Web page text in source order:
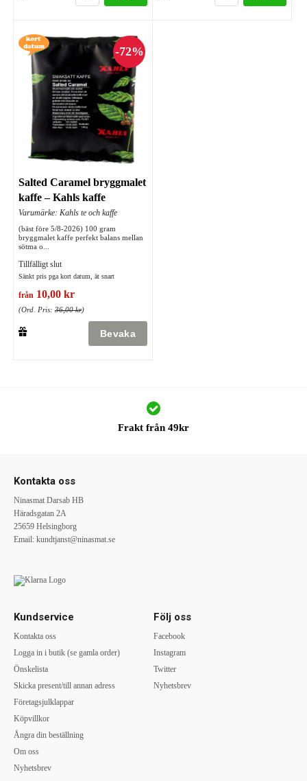
Salted Caramel bryggmalet
kaffe – Kahls kaffe
Varumärke: Kahls te och kaffe
(bäst före 5/8-2026) 100 gram
bryggmalet kaffe perfekt balans mellan
sötma o...
Tillfälligt slut
Sänkt pris pga kort datum, ät snart
från 10,00 kr
(Ord. Pris: 36,00 kr)
Frakt från 49kr
Kontakta oss
Ninasmat Darsab HB
Häradsgatan 2A
25659 Helsingborg
Email: kundtjanst@ninasmat.se
Kundservice
Kontakta oss
Logga in i butik (se gamla order)
Önskelista
Skicka present/till annan adress
Företagsjulklappar
Köpvillkor
Ångra din beställning
Om oss
Nyhetsbrev
Följ oss
Facebook
Instagram
Twitter
Nyhetsbrev